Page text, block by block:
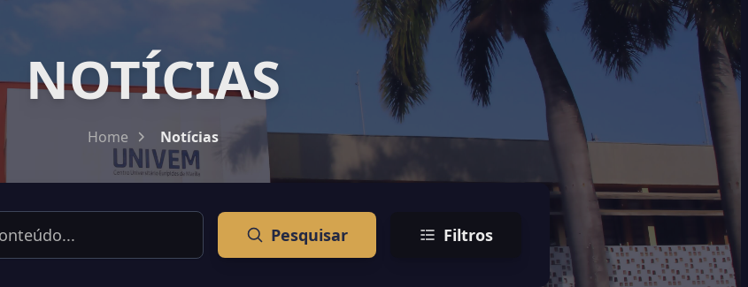
NOTÍCIAS
Home Notícias
Pesquisar Filtros